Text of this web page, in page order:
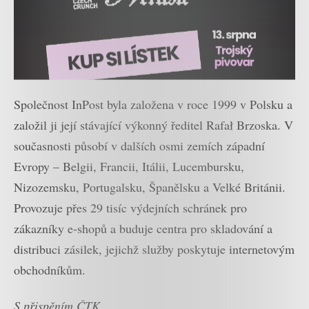
Společnost InPost byla založena v roce 1999 v Polsku a
založil ji její stávající výkonný ředitel Rafał Brzoska. V
současnosti působí v dalších osmi zemích západní
Evropy – Belgii, Francii, Itálii, Lucembursku,
Nizozemsku, Portugalsku, Španělsku a Velké Británii.
Provozuje přes 29 tisíc výdejních schránek pro
zákazníky e-shopů a buduje centra pro skladování a
distribuci zásilek, jejichž služby poskytuje internetovým
obchodníkům.
S přispěním ČTK